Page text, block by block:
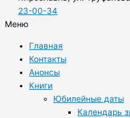
23-00-34
Меню
Главная
Контакты
Анонсы
Книги
Юбилейные даты
Календарь